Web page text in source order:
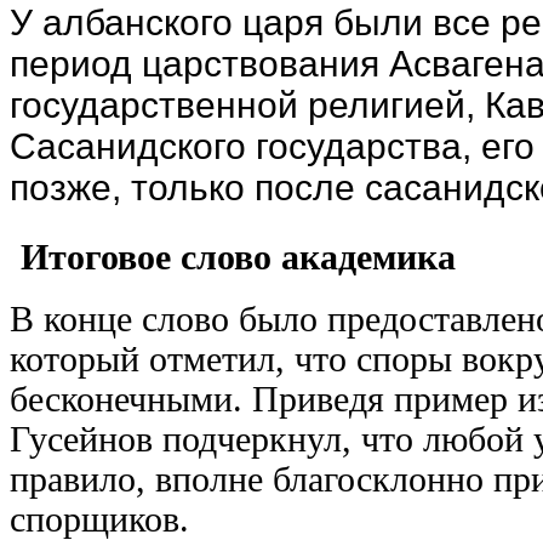
У албанского царя были все
период царствования
государственной религией,
Сасанидского государства,
позже, только после
Итоговое слово академика
В конце слово было
который отметил, что споры
бесконечными. Приведя пример
Гусейнов подчеркнул, что любой
правило, вполне благосклонно
спорщиков.